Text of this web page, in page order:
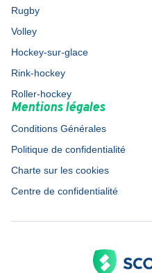
Rugby
Volley
Hockey-sur-glace
Rink-hockey
Roller-hockey
Mentions légales
Conditions Générales
Politique de confidentialité
Charte sur les cookies
Centre de confidentialité